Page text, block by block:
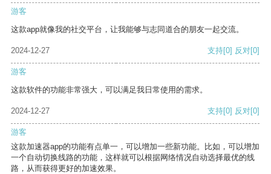
游客
这款app就像我的社交平台，让我能够与志同道合的朋友一起交流。
2024-12-27 支持[0] 反对[0]
游客
这款软件的功能非常强大，可以满足我日常使用的需求。
2024-12-27 支持[0] 反对[0]
游客
这款加速器app的功能有点单一，可以增加一些新功能。比如，可以增加
一个自动切换线路的功能，这样就可以根据网络情况自动选择最优的线
路，从而获得更好的加速效果。